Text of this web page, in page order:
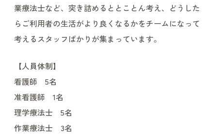
業療法士など、突き詰めるととことん考え、どうした
らご利用者の生活がより良くなるかをチームになって
考えるスタッフばかりが集まっています。
【人員体制】
看護師 5名
准看護師 1名
理学療法士 5名
作業療法士 3名